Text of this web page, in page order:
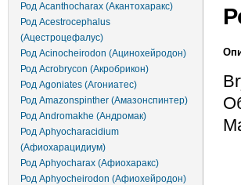
Род Acanthocharax (Акантохаракс)
Род Acestrocephalus
(Ацестроцефалус)
Род Acinocheirodon (Ацинохейродон)
Род Acrobrycon (Акробрикон)
Род Agoniates (Агониатес)
Род Amazonspinther (Амазонспинтер)
Род Andromakhe (Андромак)
Род Aphyocharacidium
(Афиохарацидиум)
Род Aphyocharax (Афиохаракс)
Род Aphyocheirodon (Афиохейродон)